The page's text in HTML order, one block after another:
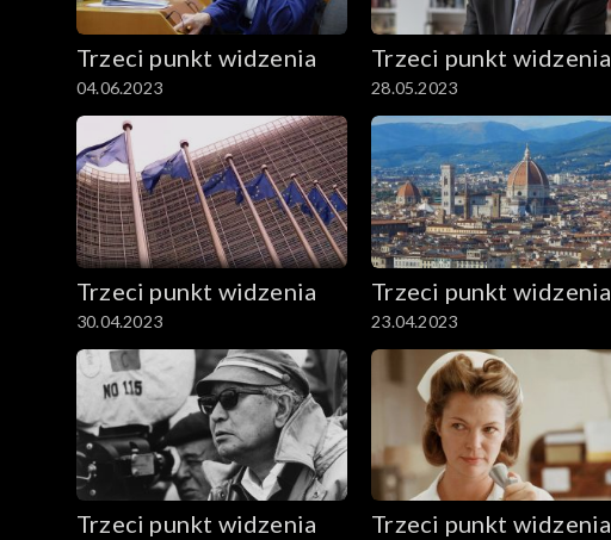
Trzeci punkt widzenia
04.06.2023
Trzeci punkt widzenia
28.05.2023
Trzeci punkt widzenia
30.04.2023
Trzeci punkt widzenia
23.04.2023
Trzeci punkt widzenia Trzeci punkt widzenia